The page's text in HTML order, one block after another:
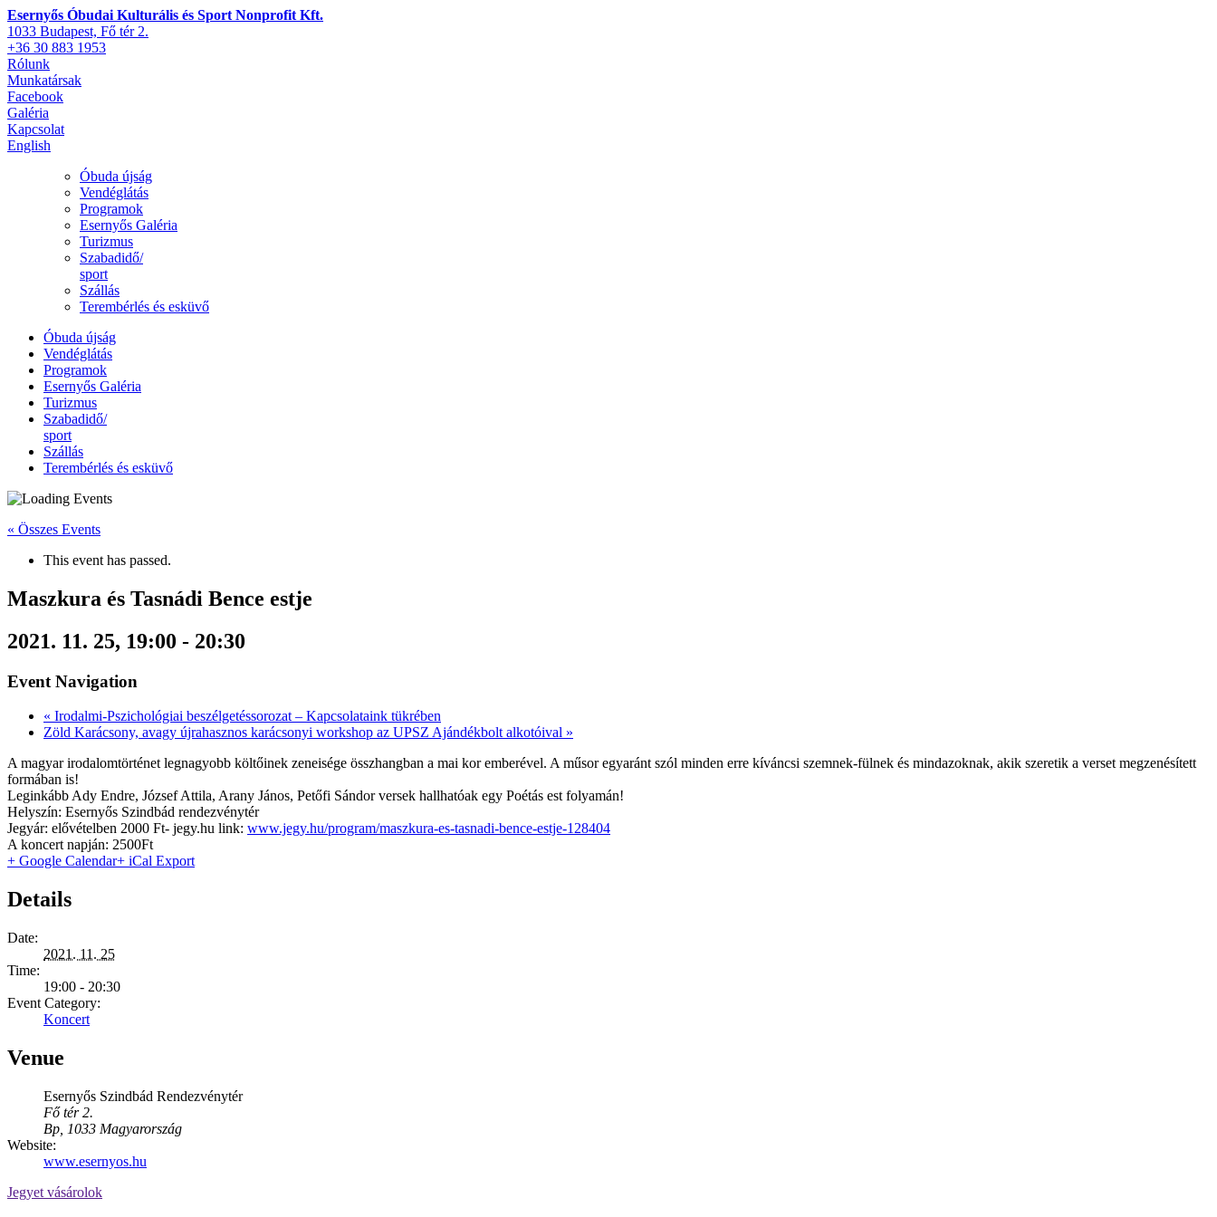
Esernyős Óbudai Kulturális és Sport Nonprofit Kft.
1033 Budapest, Fő tér 2.
+36 30 883 1953
Rólunk
Munkatársak
Facebook
Galéria
Kapcsolat
English
Óbuda újság
Vendéglátás
Programok
Esernyős Galéria
Turizmus
Szabadidő/
sport
Szállás
Terembérlés és esküvő
Óbuda újság
Vendéglátás
Programok
Esernyős Galéria
Turizmus
Szabadidő/
sport
Szállás
Terembérlés és esküvő
« Összes Events
This event has passed.
Maszkura és Tasnádi Bence estje
2021. 11. 25, 19:00 - 20:30
Event Navigation
« Irodalmi-Pszichológiai beszélgetéssorozat – Kapcsolataink tükrében
Zöld Karácsony, avagy újrahasznos karácsonyi workshop az UPSZ Ajándékbolt alkotóival »
A magyar irodalomtörténet legnagyobb költőinek zeneisége összhangban a mai kor emberével. A műsor egyaránt szól minden erre kíváncsi szemnek-fülnek és mindazoknak, akik szeretik a verset megzenésített
formában is!
Leginkább Ady Endre, József Attila, Arany János, Petőfi Sándor versek hallhatóak egy Poétás est folyamán!
Helyszín: Esernyős Szindbád rendezvénytér
Jegyár: elővételben 2000 Ft- jegy.hu link: www.jegy.hu/program/maszkura-es-tasnadi-bence-estje-128404
A koncert napján: 2500Ft
+ Google Calendar+ iCal Export
Details
Date:
2021. 11. 25
Time:
19:00 - 20:30
Event Category:
Koncert
Venue
Esernyős Szindbád Rendezvénytér
Fő tér 2.
Bp 1033 Magyarország
Website:
www.esernyos.hu
Jegyet vásárolok